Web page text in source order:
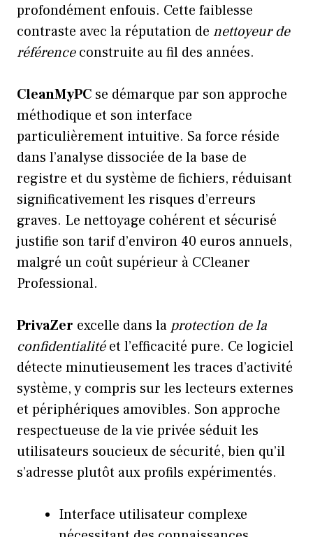
profondément enfouis. Cette faiblesse
contraste avec la réputation de nettoyeur de
référenceconstruite au fil des années.
CleanMyPC se démarque par son approche
méthodique et son interface
particulièrement intuitive. Sa force réside
dans l’analyse dissociée de la base de
registre et du système de fichiers, réduisant
significativement les risques d’erreurs
graves. Le nettoyage cohérent et sécurisé
justifie son tarif d’environ 40 euros annuels,
malgré un coût supérieur à CCleaner
Professional.
PrivaZer excelle dans la protection de la
confidentialitéet l’efficacité pure. Ce logiciel
détecte minutieusement les traces d’activité
système, y compris sur les lecteurs externes
et périphériques amovibles. Son approche
respectueuse de la vie privée séduit les
utilisateurs soucieux de sécurité, bien qu’il
s’adresse plutôt aux profils expérimentés.
Interface utilisateur complexe